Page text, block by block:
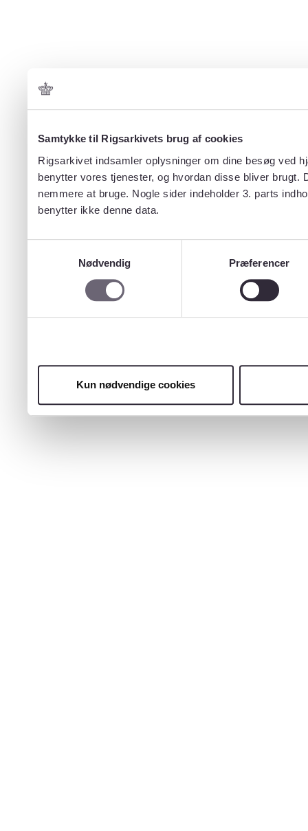
Samtykke til Rigsarkivets brug af cookies
Rigsarkivet indsamler oplysninger om dine besøg ved
benytter vores tjenester, og hvordan disse bliver
nemmere at bruge. Nogle sider indeholder 3. parts
benytter ikke denne data.
Nødvendig
Præferencer
Kun nødvendige cookies